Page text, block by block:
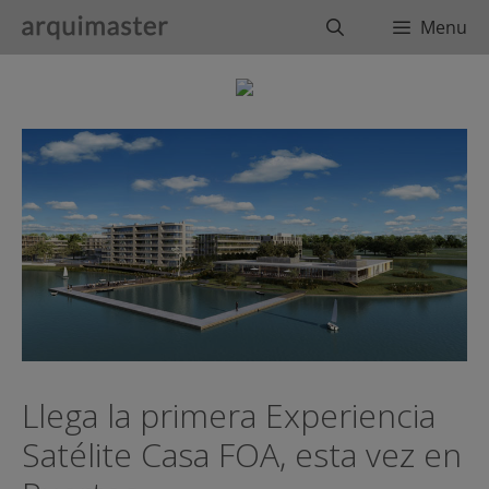
BuscarMenu
Llega la primera Experiencia
Satélite Casa FOA, esta vez en